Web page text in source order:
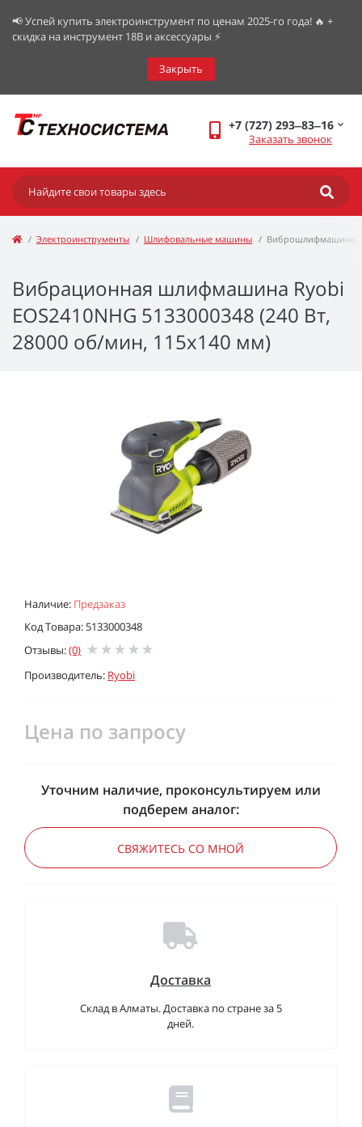
📢 Успей купить электроинструмент по ценам 2025-го года! 🔥 +
скидка на инструмент 18В и аксессуары ⚡️
Закрыть
+7 (727) 293‒83‒16
Заказать звонок
Электроинструменты Шлифовальные машины Виброшлифмашина
Вибрационная шлифмашина Ryobi
EOS2410NHG 5133000348 (240 Вт,
28000 об/мин, 115х140 мм)
Наличие: Предзаказ
Код Товара: 5133000348
Отзывы:(0)
Производитель: Ryobi
Цена по запросу
Уточним наличие, проконсультируем или
подберем аналог:
СВЯЖИТЕСЬ СО МНОЙ
Доставка
Склад в Алматы. Доставка по стране за 5
дней.